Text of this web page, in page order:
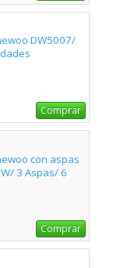
DW5007/
Comprar
con aspas
3 Aspas/ 6
Comprar